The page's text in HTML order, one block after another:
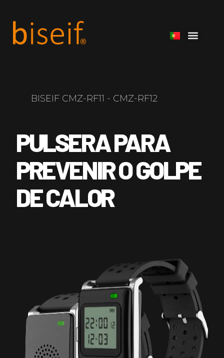
BISEIF CMZ-RF11 - CMZ-RF12
PULSERA PARA
PREVENIR O GOLPE
DE CALOR